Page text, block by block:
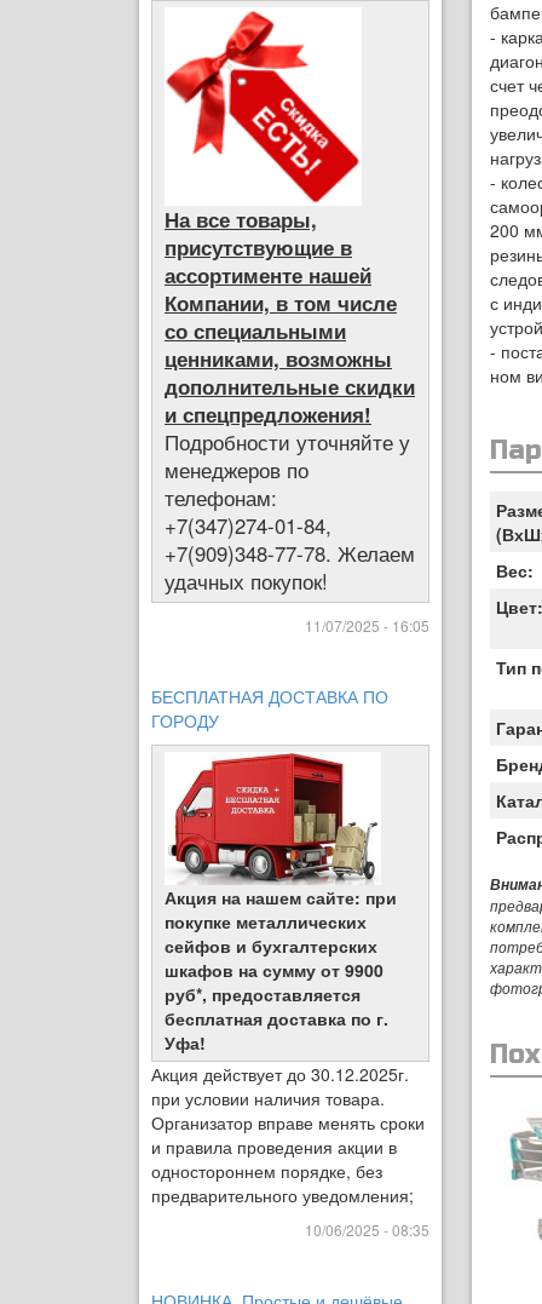
На все товары,
присутствующие в
ассортименте нашей
Компании, в том числе
со специальными
ценниками, возможны
дополнительные скидки
и спецпредложения!
Подробности уточняйте у
менеджеров по
телефонам:
+7(347)274-01-84,
+7(909)348-77-78. Желаем
удачных покупок!
11/07/2025 - 16:05
БЕСПЛАТНАЯ ДОСТАВКА ПО
ГОРОДУ
Акция на нашем сайте: при
покупке металлических
сейфов и бухгалтерских
шкафов на сумму от 9900
руб*, предоставляется
бесплатная доставка по г.
Уфа!
Акция действует до 30.12.2025г.
при условии наличия товара.
Организатор вправе менять сроки
и правила проведения акции в
одностороннем порядке, без
предварительного уведомления;
10/06/2025 - 08:35
-
счет
-
200
с
-
ном
Вес:
Тип